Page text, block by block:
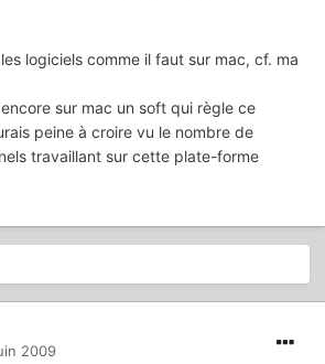
logiciels comme il faut sur mac, cf. ma
sur mac un soft qui règle ce
peine à croire vu le nombre de
travaillant sur cette plate-forme
2009